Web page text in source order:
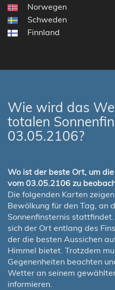
Norwegen
Schweden
Finnland
Wie wird das
totalen
03.05.2106?
Wo ist der beste Ort, um
vom 03.05.2106 zu
Die folgenden Karten
Bewölkung für den Tag, an
Sonnenfinsternis
sich der Ort entlang des
der die besten Aussichen
Himmel bietet. Trotzdem
Gegenenheiten beachten
Wetter an seinem
informieren.